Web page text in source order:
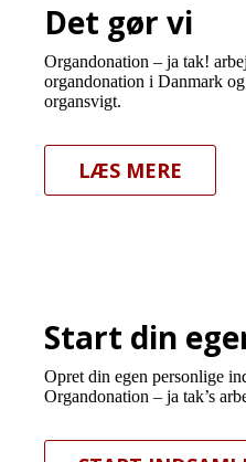
Det gør vi
Organdonation – ja tak!
organdonation i Danmark
organsvigt.
LÆS MERE
Start din
Opret din egen personlige
Organdonation – ja tak’s